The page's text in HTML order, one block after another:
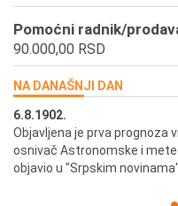
Pomoćni radnik/
90.000,00 RSD
NA DANAŠNJI DAN
6.8.1902.
Objavljena je prva prognoza
osnivač Astronomske i
objavio u "Srpskim